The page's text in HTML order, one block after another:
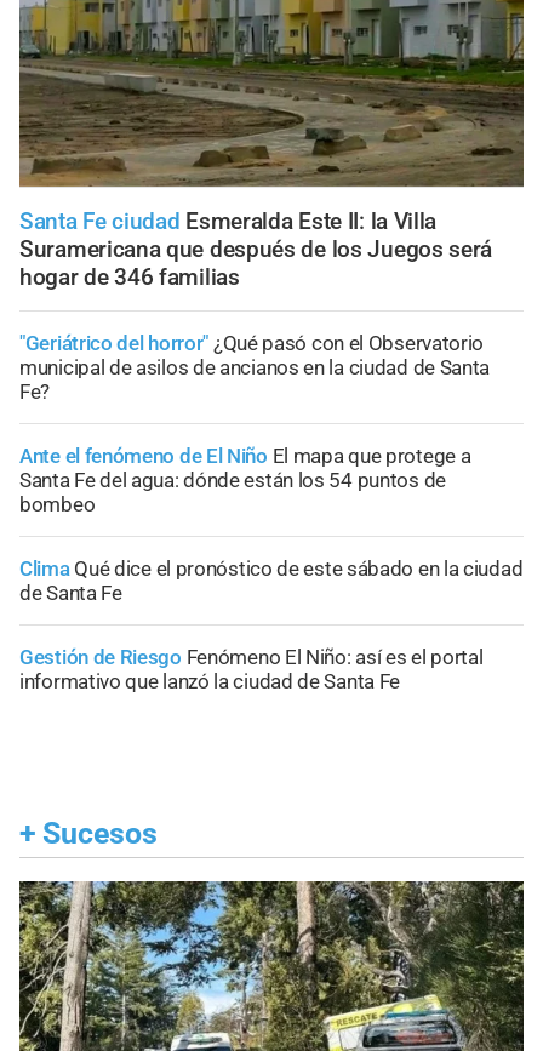
Santa Fe ciudad Esmeralda Este II: la Villa
Suramericana que después de los Juegos será
hogar de 346 familias
"Geriátrico del horror" ¿Qué pasó con el Observatorio
municipal de asilos de ancianos en la ciudad de Santa
Fe?
Ante el fenómeno de El Niño El mapa que protege a
Santa Fe del agua: dónde están los 54 puntos de
bombeo
Clima Qué dice el pronóstico de este sábado en la ciudad
de Santa Fe
Gestión de Riesgo Fenómeno El Niño: así es el portal
informativo que lanzó la ciudad de Santa Fe
+ Sucesos